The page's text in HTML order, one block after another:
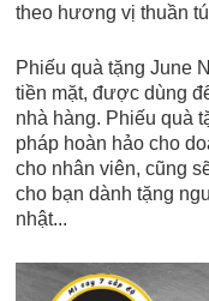
theo hương vị thuần
Phiếu quà tặng June
tiền mặt, được dùng
nhà hàng. Phiếu quà
pháp hoàn hảo cho
cho nhân viên, cũng
cho bạn dành tặng
nhật...